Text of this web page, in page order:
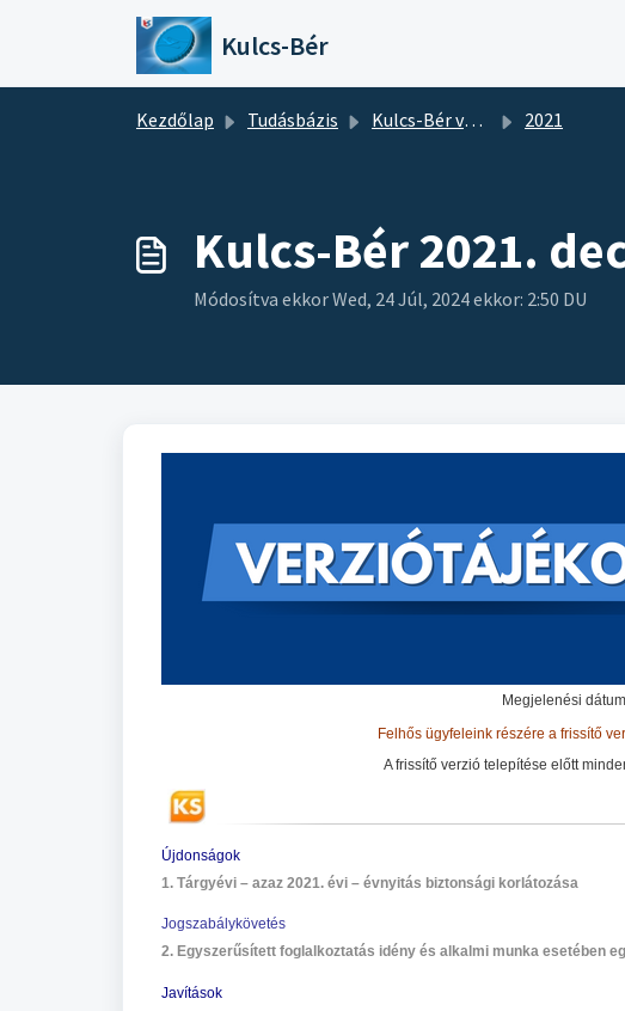
Kihagyás a tartalom megtartásához
Kulcs-Bér
Kezdőlap Tudásbázis Kulcs-Bér verziótájékoztatók 2021
Kulcs-Bér 2021.
Módosítva ekkor Wed, 24 Júl, 2024 ekkor: 2:50 DU
Megjelenési
Felhős ügyfeleink részére a frissítő
A frissítő verzió telepítése előtt
Újdonságok
1. Tárgyévi – azaz 2021. évi – évnyitás biztonsági korlátozása
Jogszabálykövetés
2. Egyszerűsített foglalkoztatás idény és alkalmi munka esetében
Javítások